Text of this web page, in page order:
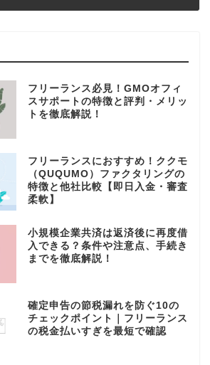
フリーランス必見！GMOオフィ
スサポートの特徴と評判・メリッ
トを徹底解説！
フリーランスにおすすめ！ククモ
（QUQUMO）ファクタリングの
特徴と他社比較【即日入金・審査
柔軟】
小規模企業共済は返済後に再度借
入できる？条件や注意点、手続き
までを徹底解説！
確定申告の節税漏れを防ぐ10の
チェックポイント｜フリーランス
の税金払いすぎを最短で確認